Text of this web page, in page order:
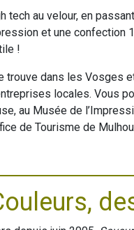
tech au velour, en
et une confection
!
trouve dans les Vosges
locales. Vous
au Musée de
de Tourisme de